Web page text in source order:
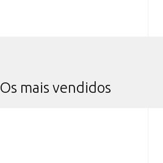
Os mais vendidos